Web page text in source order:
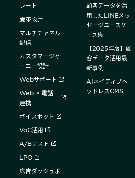
レート
施策設計
マルチチャネル
配信
カスタマージャ
ーニー設計
Webサポート
Web × 電話
連携
ボイスボット
VoC活用
A/Bテスト
LPO
広告ダッシュボ
顧客データを活
用したLINEメッ
セージユースケ
ース集
【2025年版】顧
客データ活用最
新事例
AIネイティブヘ
ッドレスCMS